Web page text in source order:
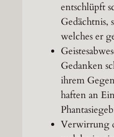
entschlüpft
Gedächtnis,
welches er
Gedanken
ihrem
haften an
Verwirrung